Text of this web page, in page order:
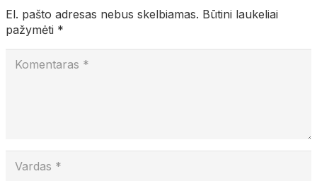
El. pašto adresas nebus skelbiamas. Būtini laukeliai
pažymėti *